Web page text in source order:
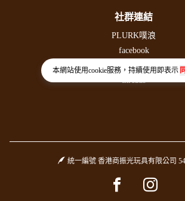
本網站使用cookie服務，持續使用即表示
社群連結
PLURK噗浪
facebook
instagram
統一編號 香港商振光玩具有限公司
Facebook page